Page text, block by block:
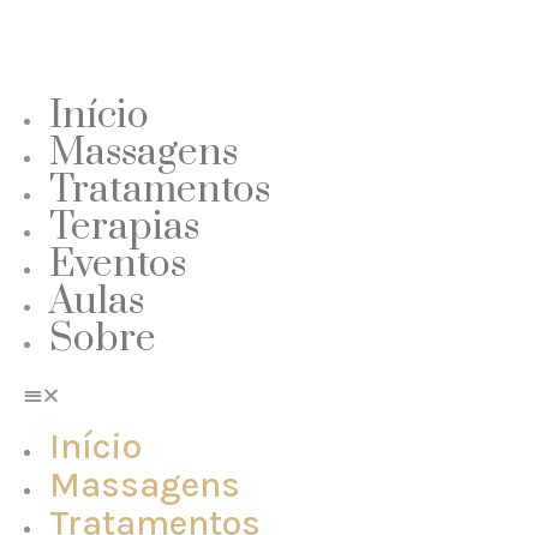
Início
Massagens
Tratamentos
Terapias
Eventos
Aulas
Sobre
Início
Massagens
Tratamentos